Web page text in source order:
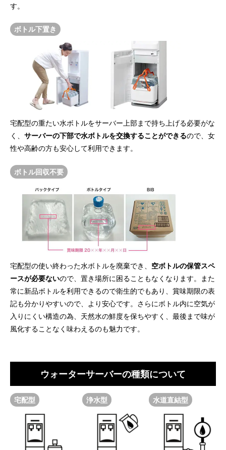
す。
ボトル下置き
宅配型の重たい水ボトルをサーバー上部まで持ち上げる必要がな
く、 サーバーの下部で水ボトルを交換することができるので、女
性や高齢の方も安心して利用できます。
ボトル回収不要
宅配型の使い終わった水ボトルを廃棄でき、 空ボトルの保管スペ
ースが必要ないので、置き場所に困ることもなくなります。また
常に新品ボトルを利用できるので衛生的でもあり、賞味期限の表
記も分かりやすいので、より安心です。さらにボトル内に空気が
入りにくい構造の為、天然水の鮮度を保ちやすく、最後まで味が
風化することなく味わえるのも魅力です。
ウォーターサーバーの種類について
宅配型 浄水型 水道直結型